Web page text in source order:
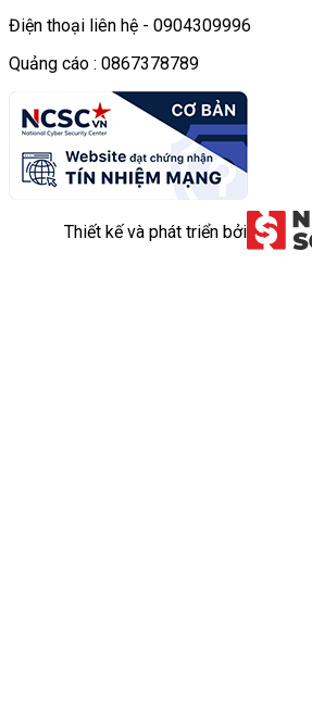
Điện thoại liên hệ - 0904309996
Quảng cáo : 0867378789
Thiết kế và phát triển bởi